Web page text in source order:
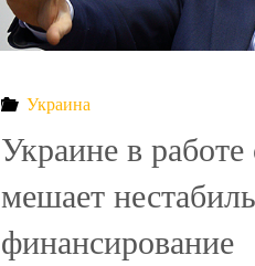
из-
РАО"
Украина
Украине в
мешает
финансирование